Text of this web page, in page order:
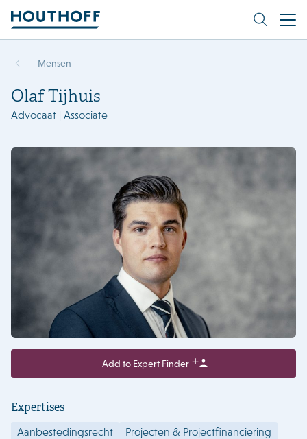
Mensen
Olaf Tijhuis
Advocaat | Associate
Add to Expert Finder
Expertises
Aanbestedingsrecht
Projecten & Projectfinanciering